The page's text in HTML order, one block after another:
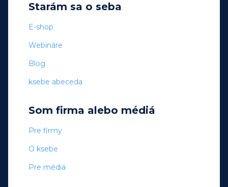
Starám sa o seba
E-shop
Webináre
Blog
ksebe abeceda
Som firma alebo médiá
Pre firmy
O ksebe
Pre médiá